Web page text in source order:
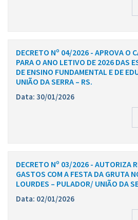
DECRETO Nº 04/2026 - APROVA O
PARA O ANO LETIVO DE 2026 DAS
DE ENSINO FUNDAMENTAL E DE
UNIÃO DA SERRA – RS.
Data: 30/01/2026
DECRETO Nº 03/2026 - AUTORIZA
GASTOS COM A FESTA DA GRUTA
LOURDES – PULADOR/ UNIÃO DA
Data: 02/01/2026